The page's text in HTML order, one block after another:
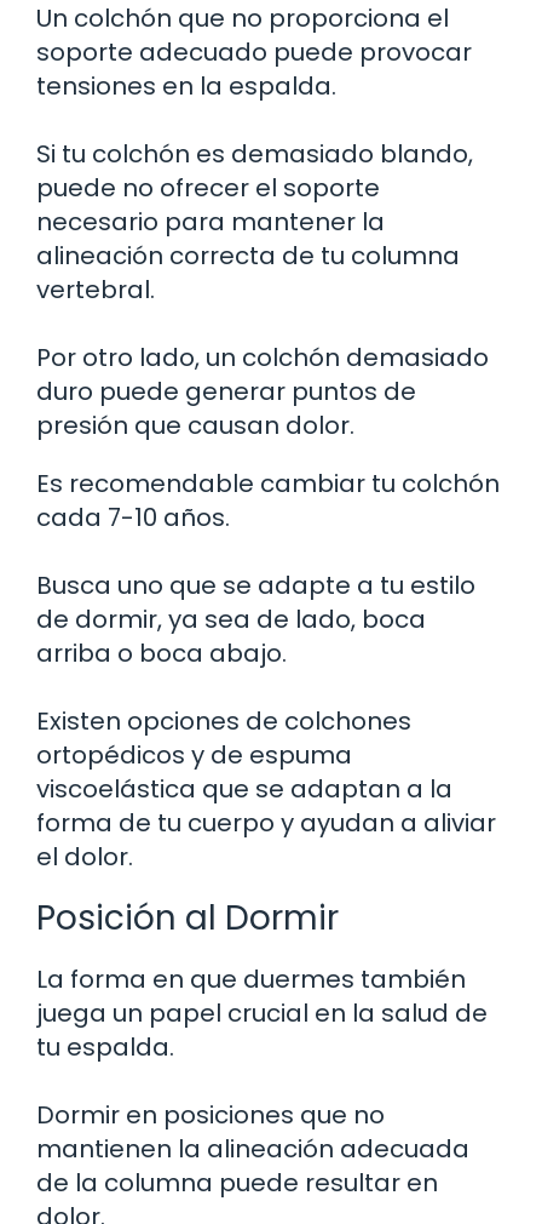
Un colchón que no proporciona el
soporte adecuado puede provocar
tensiones en la espalda.
Si tu colchón es demasiado blando,
puede no ofrecer el soporte
necesario para mantener la
alineación correcta de tu columna
vertebral.
Por otro lado, un colchón demasiado
duro puede generar puntos de
presión que causan dolor.
Es recomendable cambiar tu colchón
cada 7-10 años.
Busca uno que se adapte a tu estilo
de dormir, ya sea de lado, boca
arriba o boca abajo.
Existen opciones de colchones
ortopédicos y de espuma
viscoelástica que se adaptan a la
forma de tu cuerpo y ayudan a aliviar
el dolor.
Posición al Dormir
La forma en que duermes también
juega un papel crucial en la salud de
tu espalda.
Dormir en posiciones que no
mantienen la alineación adecuada
de la columna puede resultar en
dolor.